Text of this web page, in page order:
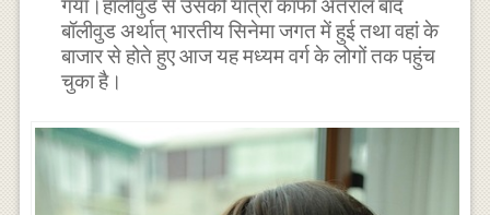
गया।हॉलीवुड से उसकी यात्रा काफी अंतराल बाद
बॉलीवुड अर्थात् भारतीय सिनेमा जगत में हुई तथा वहां के
बाजार से होते हुए आज यह मध्यम वर्ग के लोगों तक पहुंच
चुका है।